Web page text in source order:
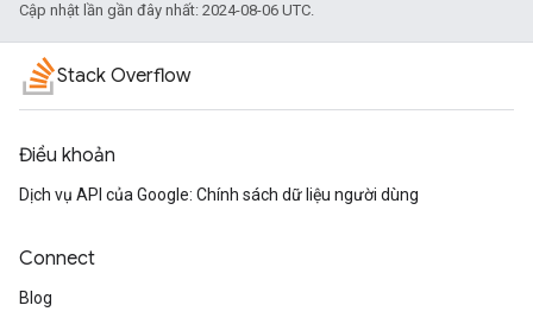
Cập nhật lần gần đây nhất: 2024-08-06 UTC.
Stack Overflow
Điều khoản
Dịch vụ API của Google: Chính sách dữ liệu người dùng
Connect
Blog